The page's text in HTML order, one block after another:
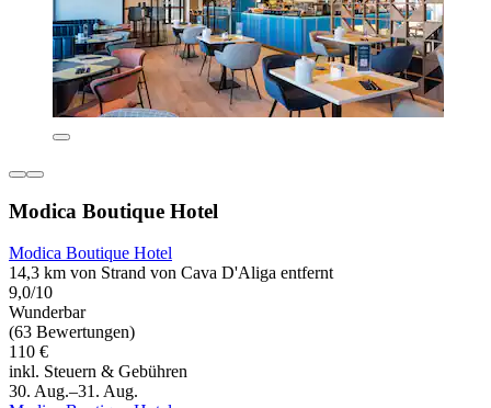
Modica Boutique Hotel
Modica Boutique Hotel
14,3 km von Strand von Cava D'Aliga entfernt
9,0/10
Wunderbar
(63 Bewertungen)
110 €
inkl. Steuern & Gebühren
30. Aug.–31. Aug.